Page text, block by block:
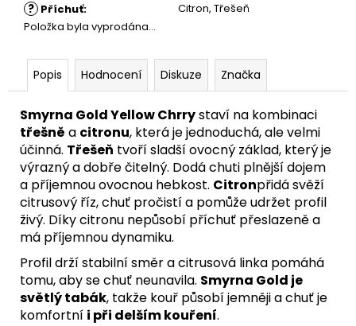
? Příchuť:
Citron, Třešeň
Položka byla vyprodána…
Popis Hodnocení Diskuze Značka
Smyrna Gold Yellow Chrrystaví na kombinaci
třešně a citronu, která je jednoduchá, ale velmi
účinná. Třešeň tvoří sladší ovocný základ, který je
výrazný a dobře čitelný. Dodá chuti plnější dojem
a příjemnou ovocnou hebkost. Citronpřidá svěží
citrusový říz, chuť pročistí a pomůže udržet profil
živý. Díky citronu nepůsobí příchuť přeslazeně a
má příjemnou dynamiku.
Profil drží stabilní směr a citrusová linka pomáhá
tomu, aby se chuť neunavila. Smyrna Gold je
světlý tabák, takže kouř působí jemněji a chuť je
komfortní i při delším kouření.